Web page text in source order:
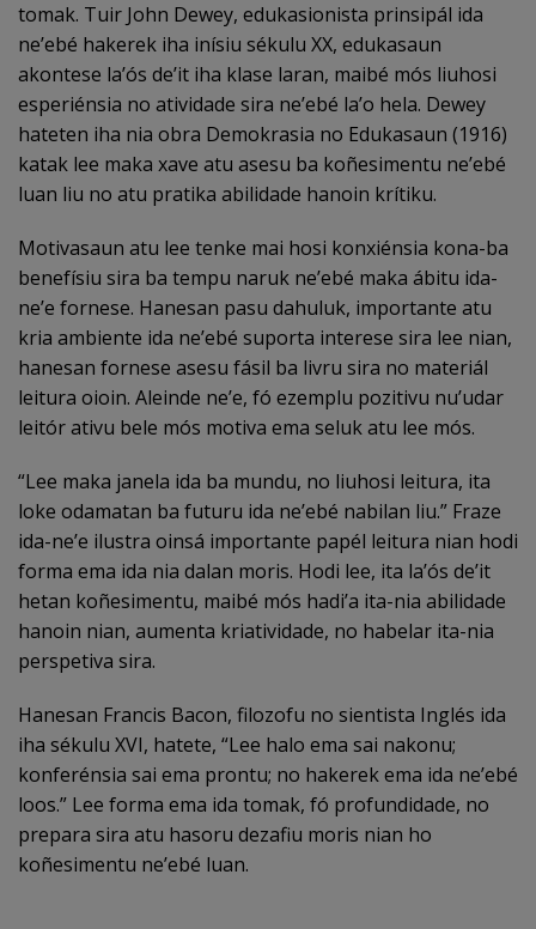
tomak. Tuir John Dewey, edukasionista prinsipál ida
ne’ebé hakerek iha inísiu sékulu XX, edukasaun
akontese la’ós de’it iha klase laran, maibé mós liuhosi
esperiénsia no atividade sira ne’ebé la’o hela. Dewey
hateten iha nia obra Demokrasia no Edukasaun (1916)
katak lee maka xave atu asesu ba koñesimentu ne’ebé
luan liu no atu pratika abilidade hanoin krítiku.
Motivasaun atu lee tenke mai hosi konxiénsia kona-ba
benefísiu sira ba tempu naruk ne’ebé maka ábitu ida-
ne’e fornese. Hanesan pasu dahuluk, importante atu
kria ambiente ida ne’ebé suporta interese sira lee nian,
hanesan fornese asesu fásil ba livru sira no materiál
leitura oioin. Aleinde ne’e, fó ezemplu pozitivu nu’udar
leitór ativu bele mós motiva ema seluk atu lee mós.
“Lee maka janela ida ba mundu, no liuhosi leitura, ita
loke odamatan ba futuru ida ne’ebé nabilan liu.” Fraze
ida-ne’e ilustra oinsá importante papél leitura nian hodi
forma ema ida nia dalan moris. Hodi lee, ita la’ós de’it
hetan koñesimentu, maibé mós hadi’a ita-nia abilidade
hanoin nian, aumenta kriatividade, no habelar ita-nia
perspetiva sira.
Hanesan Francis Bacon, filozofu no sientista Inglés ida
iha sékulu XVI, hatete, “Lee halo ema sai nakonu;
konferénsia sai ema prontu; no hakerek ema ida ne’ebé
loos.” Lee forma ema ida tomak, fó profundidade, no
prepara sira atu hasoru dezafiu moris nian ho
koñesimentu ne’ebé luan.